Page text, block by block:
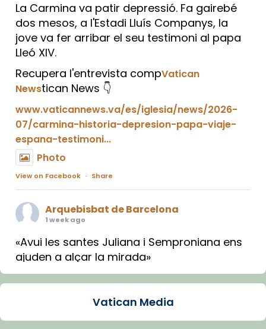
La Carmina va patir depressió. Fa gairebé
dos mesos, a l'Estadi Lluís Companys, la
jove va fer arribar el seu testimoni al papa
Lleó XIV.
Recupera l'entrevista compVatican
Newstican News 👇
www.vaticannews.va/es/iglesia/news/2026-
07/carmina-historia-depresion-papa-viaje-
espana-testimoni...
Photo
View on Facebook · Share
Arquebisbat de Barcelona
1 week ago
«Avui les santes Juliana i Semproniana ens
ajuden a alçar la mirada»
Mons. Sergi Gordo, bisbe de Tortosa, ha
Santes de Mataró.Vatican Media